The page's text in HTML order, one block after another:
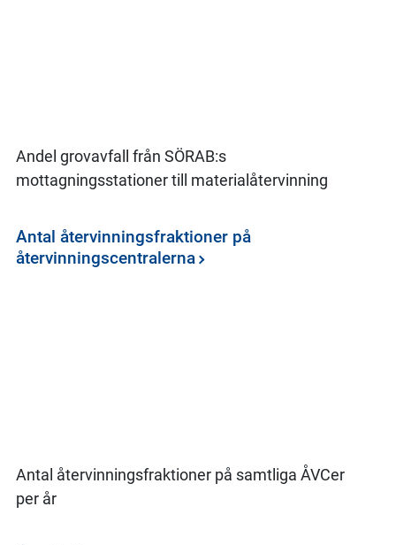
Andel grovavfall från SÖRAB:s
mottagningsstationer till materialåtervinning
Antal återvinningsfraktioner på
återvinningscentralerna
Antal återvinningsfraktioner på samtliga ÅVCer
per år